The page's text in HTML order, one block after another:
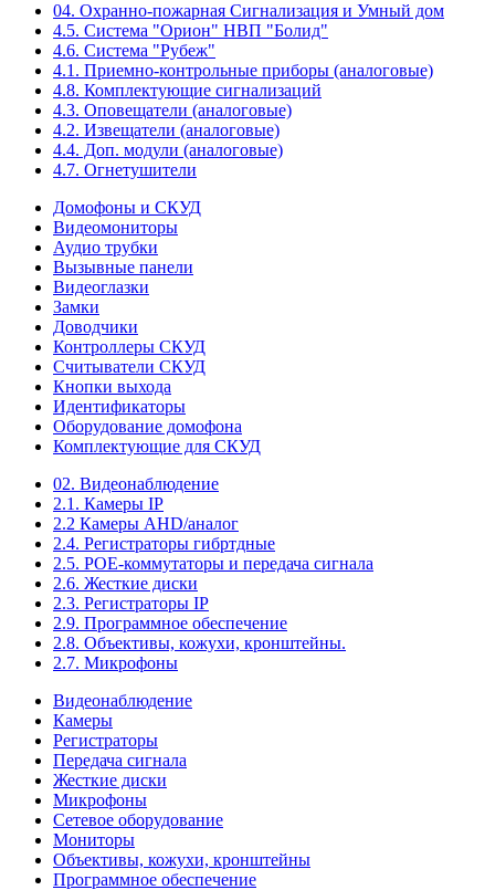
04. Охранно-пожарная Сигнализация и Умный дом
4.5. Система "Орион" НВП "Болид"
4.6. Система "Рубеж"
4.1. Приемно-контрольные приборы (аналоговые)
4.8. Комплектующие сигнализаций
4.3. Оповещатели (аналоговые)
4.2. Извещатели (аналоговые)
4.4. Доп. модули (аналоговые)
4.7. Огнетушители
Домофоны и СКУД
Видеомониторы
Аудио трубки
Вызывные панели
Видеоглазки
Замки
Доводчики
Контроллеры СКУД
Считыватели СКУД
Кнопки выхода
Идентификаторы
Оборудование домофона
Комплектующие для СКУД
02. Видеонаблюдение
2.1. Камеры IP
2.2 Камеры AHD/аналог
2.4. Регистраторы гибртдные
2.5. РОЕ-коммутаторы и передача сигнала
2.6. Жесткие диски
2.3. Регистраторы IP
2.9. Программное обеспечение
2.8. Объективы, кожухи, кронштейны.
2.7. Микрофоны
Видеонаблюдение
Камеры
Регистраторы
Передача сигнала
Жесткие диски
Микрофоны
Сетевое оборудование
Мониторы
Объективы, кожухи, кронштейны
Программное обеспечение